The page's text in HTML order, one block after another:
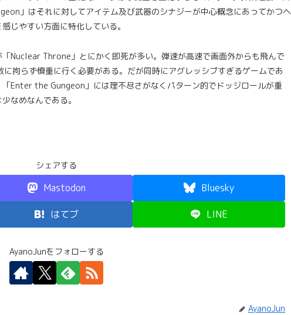
」はそれに対してアイテム及び武器のシナジーが中心概念にあってかつヘ
じやすい方面に特化している。
Nuclear Throne」とにかく即死が多い。弾速が高速で画面外からも飛んで
に拘らず慎重に行く必要がある。だが同時にアグレッシブすぎるゲームであ
Enter the Gungeon」には理不尽さがなくパターン的でドッジロールが重
なめなんである。
シェアする
Mastodon Bluesky
はてブ LINE
AyanoJunをフォローする
AyanoJun